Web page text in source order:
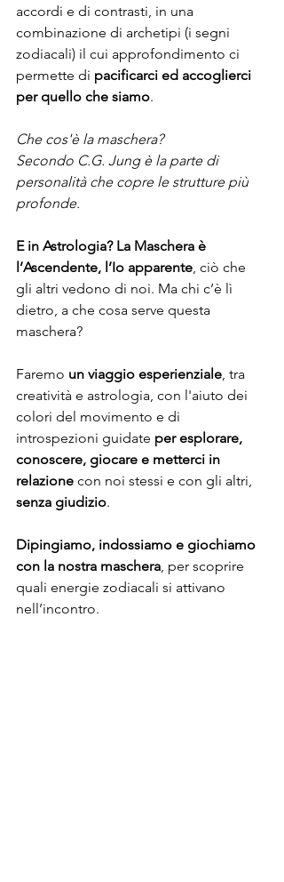
accordi e di contrasti, in una
combinazione di archetipi (i segni
zodiacali) il cui approfondimento ci
permette di pacificarci ed accoglierci
per quello che siamo.
Che cos'è la maschera?
Secondo C.G. Jung è la parte di
personalità che copre le strutture più
profonde.
E in Astrologia? La Maschera è
l’Ascendente, l’Io apparente, ciò che
gli altri vedono di noi. Ma chi c’è lì
dietro, a che cosa serve questa
maschera?
Faremo un viaggio esperienziale, tra
creatività e astrologia, con l'aiuto dei
colori del movimento e di
introspezioni guidate per esplorare,
conoscere, giocare e metterci in
relazione con noi stessi e con gli altri,
senza giudizio.
Dipingiamo, indossiamo e giochiamo
con la nostra maschera, per scoprire
quali energie zodiacali si attivano
nell’incontro.